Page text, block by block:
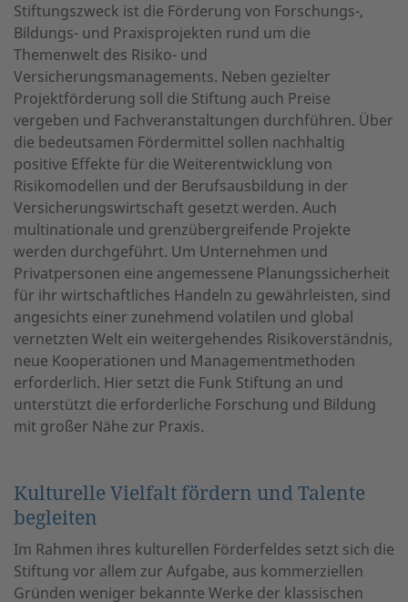
Stiftungszweck ist die Förderung von Forschungs-,
Bildungs- und Praxisprojekten rund um die
Themenwelt des Risiko- und
Versicherungsmanagements. Neben gezielter
Projektförderung soll die Stiftung auch Preise
vergeben und Fachveranstaltungen durchführen. Über
die bedeutsamen Fördermittel sollen nachhaltig
positive Effekte für die Weiterentwicklung von
Risikomodellen und der Berufsausbildung in der
Versicherungswirtschaft gesetzt werden. Auch
multinationale und grenzübergreifende Projekte
werden durchgeführt. Um Unternehmen und
Privatpersonen eine angemessene Planungssicherheit
für ihr wirtschaftliches Handeln zu gewährleisten, sind
angesichts einer zunehmend volatilen und global
vernetzten Welt ein weitergehendes Risikoverständnis,
neue Kooperationen und Managementmethoden
erforderlich. Hier setzt die Funk Stiftung an und
unterstützt die erforderliche Forschung und Bildung
mit großer Nähe zur Praxis.
Kulturelle Vielfalt fördern und Talente
begleiten
Im Rahmen ihres kulturellen Förderfeldes setzt sich die
Stiftung vor allem zur Aufgabe, aus kommerziellen
Gründen weniger bekannte Werke der klassischen